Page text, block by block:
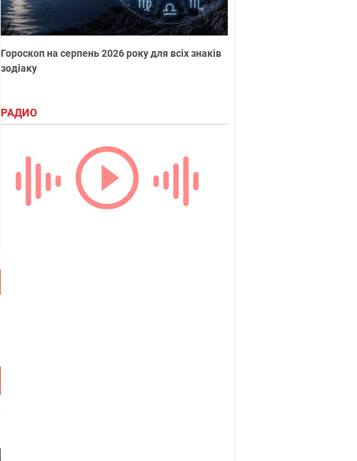
Гороскоп на серпень 2026 року для всіх знаків
зодіаку
РАДИО